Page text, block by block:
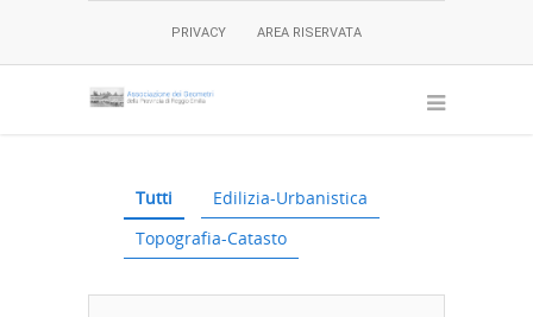
PRIVACY AREA RISERVATA
Tutti
Edilizia-Urbanistica
Topografia-Catasto